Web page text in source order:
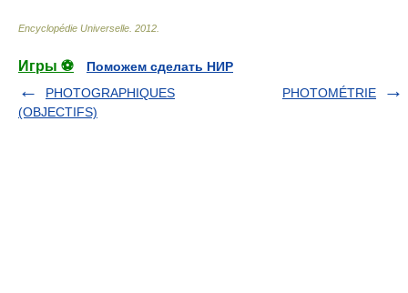
Encyclopédie Universelle 2012
Игры ⚽
Поможем сделать НИР
PHOTOGRAPHIQUES
(OBJECTIFS)
PHOTOMÉTRIE